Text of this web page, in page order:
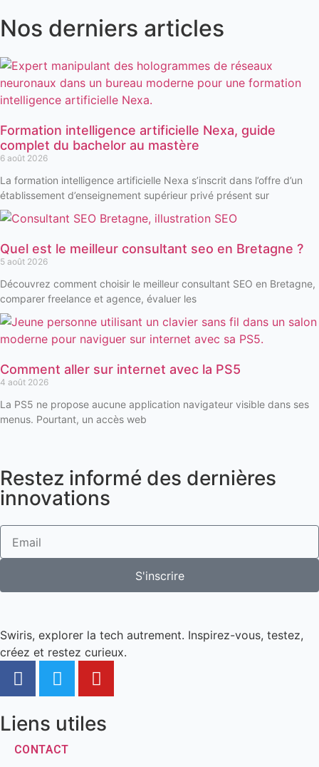
Nos derniers articles
Formation intelligence artificielle Nexa, guide
complet du bachelor au mastère
6 août 2026
La formation intelligence artificielle Nexa s’inscrit dans l’offre d’un
établissement d’enseignement supérieur privé présent sur
Quel est le meilleur consultant seo en Bretagne ?
5 août 2026
Découvrez comment choisir le meilleur consultant SEO en Bretagne,
comparer freelance et agence, évaluer les
Comment aller sur internet avec la PS5
4 août 2026
La PS5 ne propose aucune application navigateur visible dans ses
menus. Pourtant, un accès web
Restez informé des dernières
innovations
S'inscrire
Swiris, explorer la tech autrement. Inspirez-vous, testez,
créez et restez curieux.
Liens utiles
CONTACT